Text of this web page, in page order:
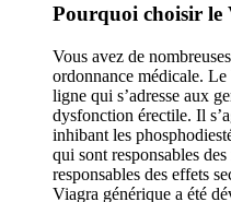
Pourquoi choisir le
Vous avez de
ordonnance médicale.
ligne qui s’adresse aux
dysfonction érectile. Il
inhibant les
qui sont responsables
responsables des effets
Viagra générique a été